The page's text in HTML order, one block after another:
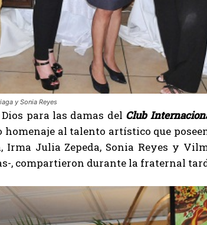
y Sonia Reyes
para las damas del Club
al talento artístico que
Irma Julia Zepeda, Sonia Reyes y
, compartieron durante la fraternal